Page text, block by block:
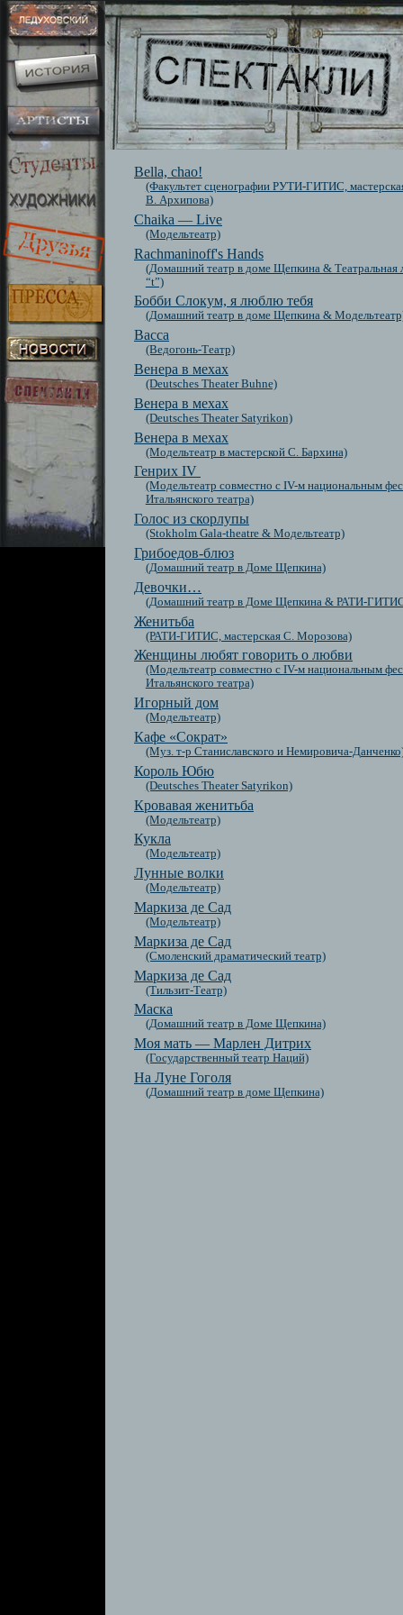
Bella, chao!
(Факультет сценографии РУТИ-ГИТИС,
В. Архипова)
Chaika — Live
(Модельтеатр)
Rachmaninoff's Hands
(Домашний театр в доме Щепкина & Театральная
“t”)
Бобби Слокум, я люблю тебя
(Домашний театр в доме Щепкина &
Васса
(Ведогонь-Театр)
Венера в мехах
(Deutsches Theater Buhne)
Венера в мехах
(Deutsches Theater Satyrikon)
Венера в мехах
(Модельтеатр в мастерской С. Бархина)
Генрих IV
(Модельтеатр совместно с IV-м национальным
Итальянского театра)
Голос из скорлупы
(Stokholm Gala-theatre & Модельтеатр)
Грибоедов-блюз
(Домашний театр в Доме Щепкина)
Девочки…
(Домашний театр в Доме Щепкина & РАТИ-
Женитьба
(РАТИ-ГИТИС, мастерская С. Морозова)
Женщины любят говорить о любви
(Модельтеатр совместно с IV-м национальным
Итальянского театра)
Игорный дом
(Модельтеатр)
Кафе «Сократ»
(Муз. т-р Станиславского и Немировича-
Король Юбю
(Deutsches Theater Satyrikon)
Кровавая женитьба
(Модельтеатр)
Кукла
(Модельтеатр)
Лунные волки
(Модельтеатр)
Маркиза де Сад
(Модельтеатр)
Маркиза де Сад
(Смоленский драматический театр)
Маркиза де Сад
(Тильзит-Театр)
Маска
(Домашний театр в Доме Щепкина)
Моя мать — Марлен Дитрих
(Государственный театр Наций)
На Луне Гоголя
(Домашний театр в доме Щепкина)